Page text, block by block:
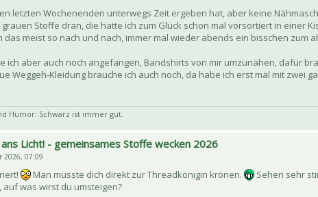
letzten Wochenenden unterwegs Zeit ergeben hat, aber keine
Stoffe dran, die hatte ich zum Glück schon mal vorsortiert in einer
das meist so nach und nach, immer mal wieder abends ein bisschen zum
ich aber auch noch angefangen, Bandshirts von mir umzunähen, dafür
Weggeh-Kleidung brauche ich auch noch, da habe ich erst mal mit zwei
Humor: Schwarz ist immer gut.
Licht! - gemeinsames Stoffe wecken 2026
2026, 07:09
Man müsste dich direkt zur Threadkönigin krönen.
Sehen sehr
auf was wirst du umsteigen?